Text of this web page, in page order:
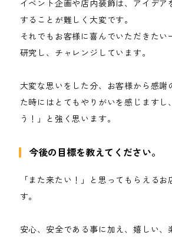
イベント企画や店内装飾は、アイデア
することが難しく大変です。
それでもお客様に喜んでいただきたい
研究し、チャレンジしています。
大変な思いをした分、お客様から感謝
た時にはとてもやりがいを感じますし
う！」と強く思います。
今後の目標を教えてください。
「また来たい！」と思ってもらえる
す。
安心、安全である事に加え、嬉しい、